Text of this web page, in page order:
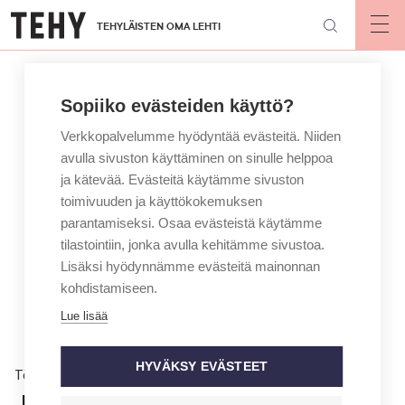
Hyppää
pääsisältöön
TEHYLÄISTEN OMA LEHTI
Töissä
Sopiiko evästeiden käyttö?
Verkkopalvelumme hyödyntää evästeitä. Niiden
avulla sivuston käyttäminen on sinulle helppoa
ja kätevää. Evästeitä käytämme sivuston
toimivuuden ja käyttökokemuksen
parantamiseksi. Osaa evästeistä käytämme
tilastointiin, jonka avulla kehitämme sivustoa.
Lisäksi hyödynnämme evästeitä mainonnan
kohdistamiseen.
Lue lisää
HYVÄKSY EVÄSTEET